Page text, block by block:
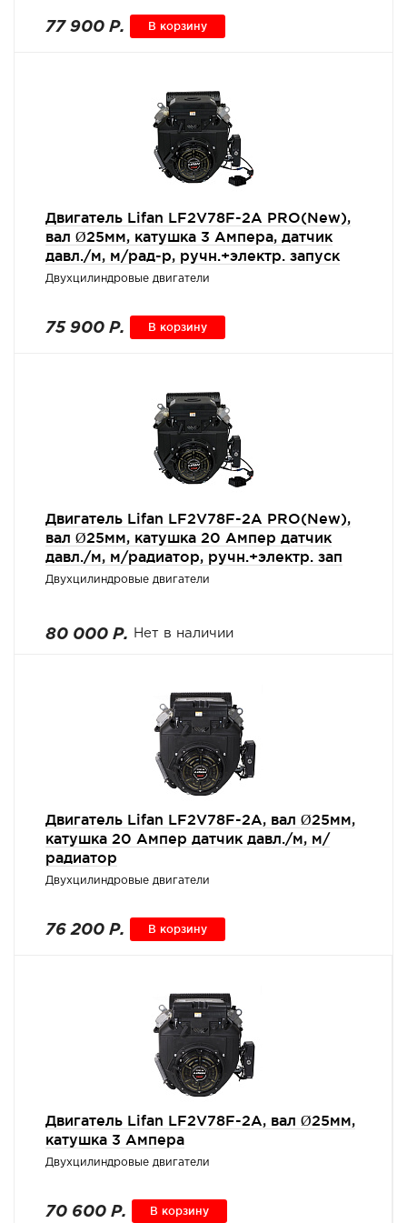
77 900 Р. В корзину
Двигатель Lifan LF2V78F-2A PRO(New),
вал Ø25мм, катушка 3 Ампера, датчик
давл./м, м/рад-р, ручн.+электр. запуск
Двухцилиндровые двигатели
75 900 Р. В корзину
Двигатель Lifan LF2V78F-2A PRO(New),
вал Ø25мм, катушка 20 Ампер датчик
давл./м, м/радиатор, ручн.+электр. зап
Двухцилиндровые двигатели
80 000 Р. Нет в наличии
Двигатель Lifan LF2V78F-2A, вал Ø25мм,
катушка 20 Ампер датчик давл./м, м/
радиатор
Двухцилиндровые двигатели
76 200 Р. В корзину
Двигатель Lifan LF2V78F-2A, вал Ø25мм,
катушка 3 Ампера
Двухцилиндровые двигатели
70 600 Р. В корзину